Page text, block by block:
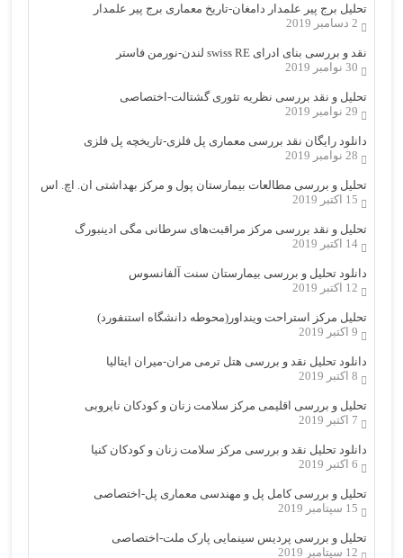
تحلیل برج پیر علمدار دامغان-تاریخ معماری برج پیر علمدار
2 دسامبر 2019
نقد و بررسی بنای ادرای swiss RE لندن-نورمن فاستر
30 نوامبر 2019
تحلیل و نقد بررسی نظریه تئوری گشتالت-اختصاصی
29 نوامبر 2019
دانلود رایگان نقد بررسی معماری پل فلزی-تاریخچه پل فلزی
28 نوامبر 2019
تحلیل و بررسی مطالعات بیمارستان پول و مرکز بهداشتی ان. اچ. اس
15 اکتبر 2019
تحلیل و نقد بررسی مرکز مراقبت‌های سرطانی مگی ادینبورگ
14 اکتبر 2019
دانلود تحلیل و بررسی بیمارستان سنت آلفانسوس
12 اکتبر 2019
تحلیل مرکز استراحت وینداور(محوطه دانشگاه استنفورد)
9 اکتبر 2019
دانلود تحلیل نقد و بررسی هتل ترمی مران-میران ایتالیا
8 اکتبر 2019
تحلیل و بررسی اقلیمی مرکز سلامت زنان و کودکان نایروبی
7 اکتبر 2019
دانلود تحلیل نقد و بررسی مرکز سلامت زنان و کودکان کنیا
6 اکتبر 2019
تحلیل و بررسی کامل پل و مهندسی معماری پل-اختصاصی
15 سپتامبر 2019
تحلیل و بررسی پردیس سینمایی پارک ملت-اختصاصی
12 سپتامبر 2019